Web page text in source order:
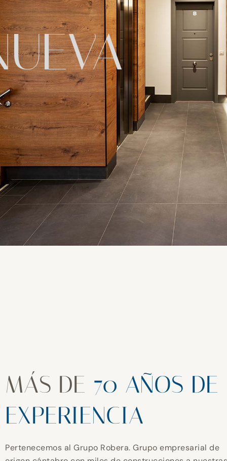
MÁS DE 70 AÑOS DE
EXPERIENCIA
Pertenecemos al Grupo Robera. Grupo empresarial de